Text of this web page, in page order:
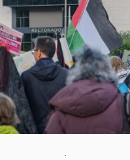
.